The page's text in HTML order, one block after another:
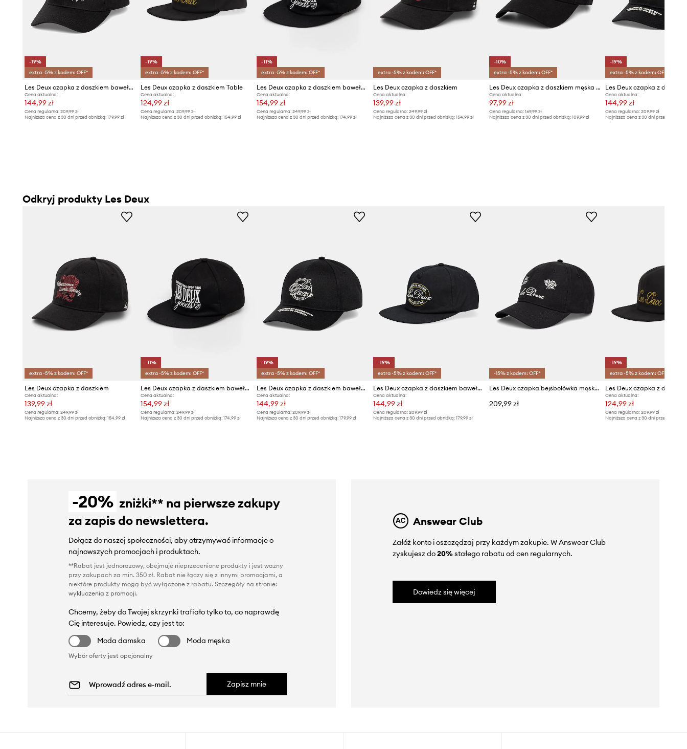
-19%
extra -5% z kodem: OFF*
Les Deux czapka z daszkiem bawełniana
Cena aktualna:
144,99 zł
Cena regularna: 209,99 zł
Najniższa cena z 30 dni przed obniżką: 179,99 zł
-19%
extra -5% z kodem: OFF*
Les Deux czapka z daszkiem Table
Cena aktualna:
124,99 zł
Cena regularna:209,99 zł
Najniższa cena z 30 dni przed obniżką:154,99 zł
-11%
extra -5% z kodem: OFF*
Les Deux czapka z daszkiem bawełniana
Cena aktualna:
154,99 zł
Cena regularna: 249,99 zł
Najniższa cena z 30 dni przed obniżką: 174,99 zł
extra -5% z kodem: OFF*
Les Deux czapka z daszkiem
Cena aktualna:
139,99 zł
Cena regularna: 249,99 zł
Najniższa cena z 30 dni przed obniżką: 154,99 zł
-10%
extra -5% z kodem: OFF*
Les Deux czapka z daszkiem męska bawełniana Mini
Cena aktualna:
97,99 zł
Cena regularna:169,99 zł
Najniższa cena z 30 dni przed obniżką:109,99 zł
-19%
extra -5% z kodem: OFF*
Cena aktualna:
144,99 zł
Cena regularna: 209,99 zł
Najniższa cena z 30 dni przed obniżką:
Odkryj produkty Les Deux
extra -5% z kodem: OFF*
Les Deux czapka z daszkiem
Cena aktualna:
139,99 zł
Cena regularna: 249,99 zł
Najniższa cena z 30 dni przed obniżką: 154,99 zł
-11%
extra -5% z kodem: OFF*
Les Deux czapka z daszkiem bawełniana
Cena aktualna:
154,99 zł
Cena regularna:249,99 zł
Najniższa cena z 30 dni przed obniżką:174,99 zł
-19%
extra -5% z kodem: OFF*
Les Deux czapka z daszkiem bawełniana Alonso
Cena aktualna:
144,99 zł
Cena regularna: 209,99 zł
Najniższa cena z 30 dni przed obniżką: 179,99 zł
-19%
extra -5% z kodem: OFF*
Les Deux czapka z daszkiem bawełniana Glen
Cena aktualna:
144,99 zł
Cena regularna: 209,99 zł
Najniższa cena z 30 dni przed obniżką: 179,99 zł
-15% z kodem: OFF*
Les Deux czapka bejsbolówka męska bawełniana
209,99 zł
-19%
extra -5% z kodem: OFF*
Les Deux czapka z
Cena aktualna:
124,99 zł
Cena regularna: 209,99 zł
Najniższa cena z 30 dni przed obniżką:
-20% zniżki** na pierwsze zakupy
za zapis do newslettera.
Dołącz do naszej społeczności, aby otrzymywać informacje o
najnowszych promocjach i produktach.
**Rabat jest jednorazowy, obejmuje nieprzecenione produkty i jest ważny
przy zakupach za min. 350 zł. Rabat nie łączy się z innymi promocjami, a
niektóre produkty mogą być wyłączone z rabatu. Szczegóły na stronie:
wykluczenia z promocji.
Chcemy, żeby do Twojej skrzynki trafiało tylko to, co naprawdę
Cię interesuje. Powiedz, czy jest to:
Moda damska
Moda męska
Wybór oferty jest opcjonalny
Zapisz mnie
Answear Club
Załóż konto i oszczędzaj przy każdym zakupie. W Answear Club
zyskujesz do20%stałego rabatu od cen regularnych.
Dowiedz się więcej